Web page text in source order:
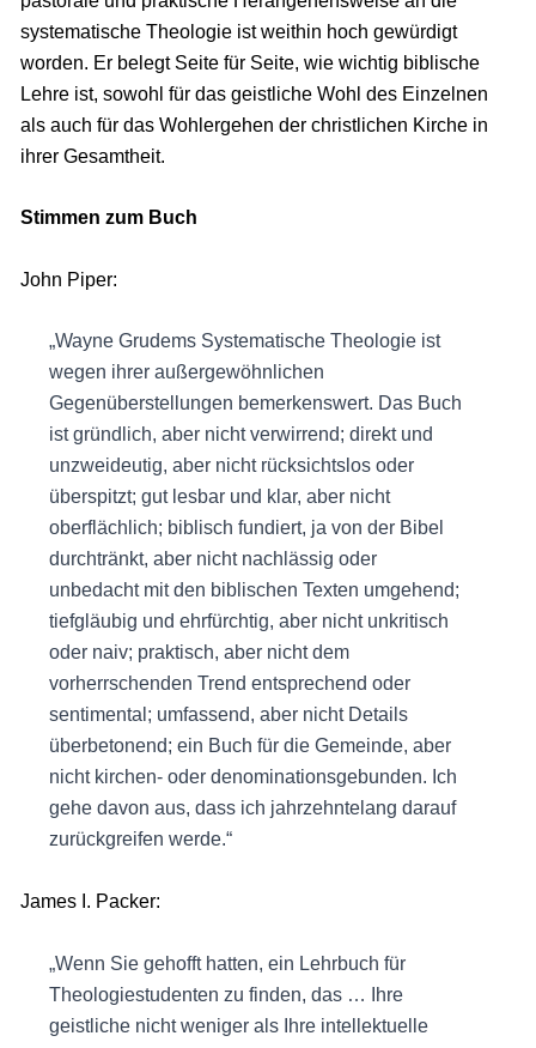
systematische Theologie ist weithin hoch gewürdigt
worden. Er belegt Seite für Seite, wie wichtig biblische
Lehre ist, sowohl für das geistliche Wohl des Einzelnen
als auch für das Wohlergehen der christlichen Kirche in
ihrer Gesamtheit.
Stimmen zum Buch
John Piper:
„Wayne Grudems Systematische Theologie ist
wegen ihrer außergewöhnlichen
Gegenüberstellungen bemerkenswert. Das Buch
ist gründlich, aber nicht verwirrend; direkt und
unzweideutig, aber nicht rücksichtslos oder
überspitzt; gut lesbar und klar, aber nicht
oberflächlich; biblisch fundiert, ja von der Bibel
durchtränkt, aber nicht nachlässig oder
unbedacht mit den biblischen Texten umgehend;
tiefgläubig und ehrfürchtig, aber nicht unkritisch
oder naiv; praktisch, aber nicht dem
vorherrschenden Trend entsprechend oder
sentimental; umfassend, aber nicht Details
überbetonend; ein Buch für die Gemeinde, aber
nicht kirchen- oder denominationsgebunden. Ich
gehe davon aus, dass ich jahrzehntelang darauf
zurückgreifen werde.“
James I. Packer:
„Wenn Sie gehofft hatten, ein Lehrbuch für
Theologiestudenten zu finden, das … Ihre
geistliche nicht weniger als Ihre intellektuelle